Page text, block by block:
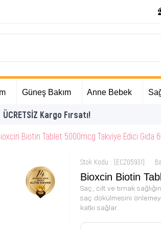
Güneş Bakım Anne Bebek
İlk Alışverişinize Özel
Biotin Tablet 5000mcg Takviye Edici Gıda
Stok Kodu (ECZ05931)
Bioxcin Biotin
Saç, cilt ve tırnak
saç dökülmesini
katkı sağlar.